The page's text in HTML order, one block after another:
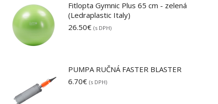
Fitlopta Gymnic Plus 65 cm - zelená
(Ledraplastic Italy)
26.50€ (s DPH)
PUMPA RUČNÁ FASTER BLASTER
6.70€ (s DPH)